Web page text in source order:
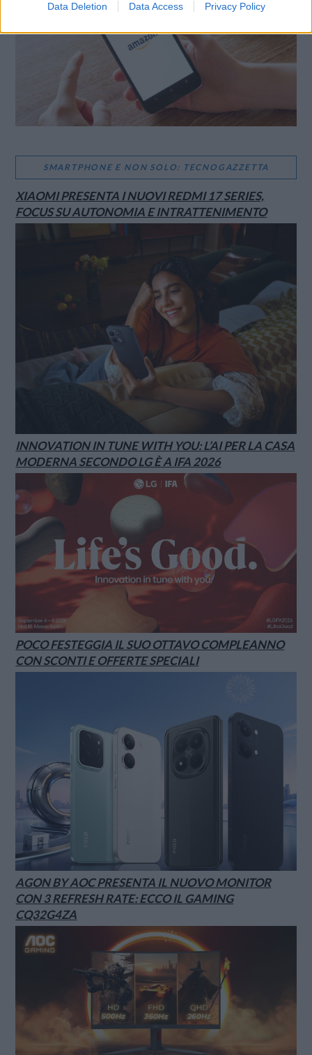
Data Deletion Data Access Privacy Policy
SMARTPHONE E NON SOLO: TECNOGAZZETTA
XIAOMI PRESENTA I NUOVI REDMI 17 SERIES,
FOCUS SU AUTONOMIA E INTRATTENIMENTO
INNOVATION IN TUNE WITH YOU: L’AI PER LA CASA
MODERNA SECONDO LG È A IFA 2026
POCO FESTEGGIA IL SUO OTTAVO COMPLEANNO
CON SCONTI E OFFERTE SPECIALI
AGON BY AOC PRESENTA IL NUOVO MONITOR
CON 3 REFRESH RATE: ECCO IL GAMING
CQ32G4ZA